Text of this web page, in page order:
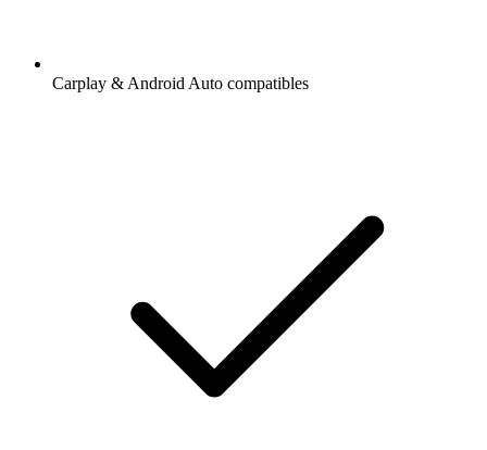
Carplay & Android Auto compatibles